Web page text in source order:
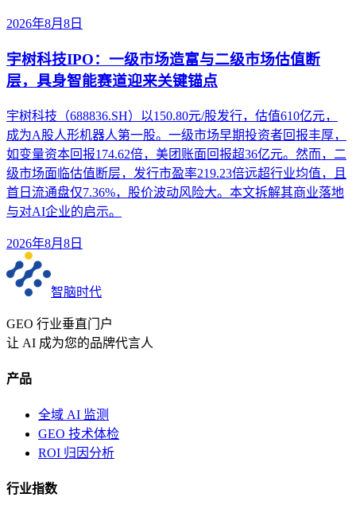
2026年8月8日
宇树科技IPO：一级市场造富与二级市场估值断
层，具身智能赛道迎来关键锚点
宇树科技（688836.SH）以150.80元/股发行，估值610亿元，
成为A股人形机器人第一股。一级市场早期投资者回报丰厚，
如变量资本回报174.62倍，美团账面回报超36亿元。然而，二
级市场面临估值断层，发行市盈率219.23倍远超行业均值，且
首日流通盘仅7.36%，股价波动风险大。本文拆解其商业落地
与对AI企业的启示。
2026年8月8日
智脑时代
GEO 行业垂直门户
让 AI 成为您的品牌代言人
产品
全域 AI 监测
GEO 技术体检
ROI 归因分析
行业指数